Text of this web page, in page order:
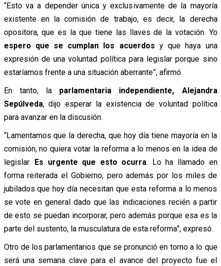
“Esto va a depender única y exclusivamente de la mayoría
existente en la comisión de trabajo, es decir, la derecha
opositora, que es la que tiene las llaves de la votación. Yo
espero que se cumplan los acuerdos y que haya una
expresión de una voluntad política para legislar porque sino
estaríamos frente a una situación aberrante”, afirmó.
En tanto, la parlamentaria independiente, Alejandra
Sepúlveda, dijo esperar la existencia de voluntad política
para avanzar en la discusión.
“Lamentamos que la derecha, que hoy día tiene mayoría en la
comisión, no quiera votar la reforma a lo menos en la idea de
legislar. Es urgente que esto ocurra. Lo ha llamado en
forma reiterada el Gobierno, pero además por los miles de
jubilados que hoy día necesitan que esta reforma a lo menos
se vote en general dado que las indicaciones recién a partir
de esto se puedan incorporar, pero además porque esa es la
parte del sustento, la musculatura de esta reforma”, expresó.
Otro de los parlamentarios que se pronunció en torno a lo que
será una semana clave para el avance del proyecto fue el